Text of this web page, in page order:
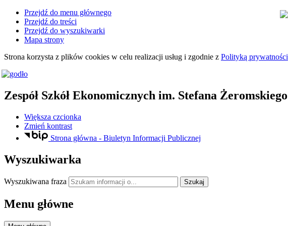
Przejdź do menu głównego
Przejdź do treści
Przejdź do wyszukiwarki
Mapa strony
Strona korzysta z plików cookies w celu realizacji usług i zgodnie z Polityką prywatności
Zespół Szkół Ekonomicznych im. Stefana Żeromskiego
Większa czcionka
Zmień kontrast
Strona główna - Biuletyn Informacji Publicznej
Wyszukiwarka
Wyszukiwana fraza Szukaj
Menu główne